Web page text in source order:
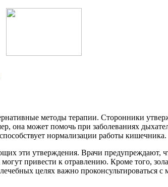
методы терапии. Сторонники
она может помочь при заболеваниях
нормализации работы кишечника.
эти утверждения. Врачи предупреждают,
привести к отравлению. Кроме того,
целях важно проконсультироваться